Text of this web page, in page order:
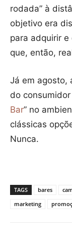
rodada” à
objetivo era
para adquirir
que, então,
Já em agosto,
do
Bar” no
clássicas
Nunca.
TAGS bares
marketing